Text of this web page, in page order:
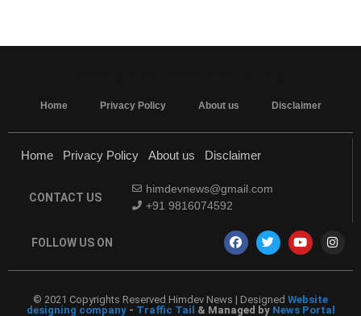
Home Privacy Policy About us Disclaimer
Home Privacy Policy About us Disclaimer
CONTACT US
himdevnews@gmail.com
+91 9816074592
FOLLOW US ON
© 2021 Copyrights Reserved Himdev News | Designed Website
designing company- Traffic Tail & Managed by News Portal